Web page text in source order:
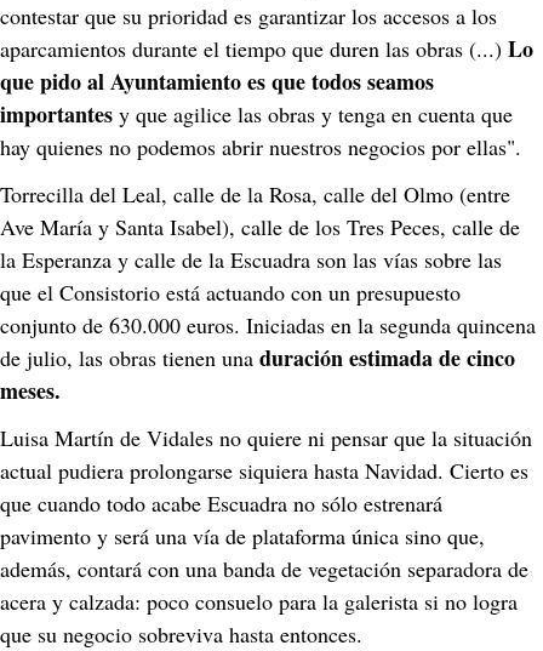
contestar que su prioridad es garantizar los accesos a los
aparcamientos durante el tiempo que duren las obras (...) Lo
que pido al Ayuntamiento es que todos seamos
importantes y que agilice las obras y tenga en cuenta que
hay quienes no podemos abrir nuestros negocios por ellas".
Torrecilla del Leal, calle de la Rosa, calle del Olmo (entre
Ave María y Santa Isabel), calle de los Tres Peces, calle de
la Esperanza y calle de la Escuadra son las vías sobre las
que el Consistorio está actuando con un presupuesto
conjunto de 630.000 euros. Iniciadas en la segunda quincena
de julio, las obras tienen una duración estimada de cinco
meses.
Luisa Martín de Vidales no quiere ni pensar que la situación
actual pudiera prolongarse siquiera hasta Navidad. Cierto es
que cuando todo acabe Escuadra no sólo estrenará
pavimento y será una vía de plataforma única sino que,
además, contará con una banda de vegetación separadora de
acera y calzada: poco consuelo para la galerista si no logra
que su negocio sobreviva hasta entonces.